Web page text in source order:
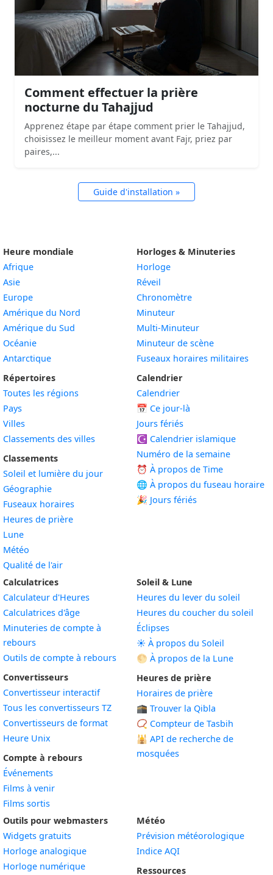
Comment effectuer la prière
nocturne du Tahajjud
Apprenez étape par étape comment prier le Tahajjud,
choisissez le meilleur moment avant Fajr, priez par
paires,...
Guide d'installation »
Heure mondiale
Afrique
Asie
Europe
Amérique du Nord
Amérique du Sud
Océanie
Antarctique
Répertoires
Toutes les régions
Pays
Villes
Classements des villes
Classements
Soleil et lumière du jour
Géographie
Fuseaux horaires
Heures de prière
Lune
Météo
Qualité de l'air
Horloges & Minuteries
Horloge
Réveil
Chronomètre
Minuteur
Multi-Minuteur
Minuteur de scène
Fuseaux horaires militaires
Calendrier
Calendrier
📅 Ce jour-là
Jours fériés
☪️ Calendrier islamique
Numéro de la semaine
⏰ À propos de Time
🌐 À propos du fuseau horaire
🎉 Jours fériés
Calculatrices
Calculateur d'Heures
Calculatrices d'âge
Minuteries de compte à
rebours
Outils de compte à rebours
Convertisseurs
Convertisseur interactif
Tous les convertisseurs TZ
Convertisseurs de format
Heure Unix
Compte à rebours
Événements
Films à venir
Films sortis
Soleil & Lune
Heures du lever du soleil
Heures du coucher du soleil
Éclipses
☀️ À propos du Soleil
🌕 À propos de la Lune
Heures de prière
Horaires de prière
🕋 Trouver la Qibla
📿 Compteur de Tasbih
🕌 API de recherche de
mosquées
Outils pour webmasters
Widgets gratuits
Horloge analogiqueWidget
Horloge numériqueWidget
Météo
Prévision météorologique
Indice AQI
Ressources